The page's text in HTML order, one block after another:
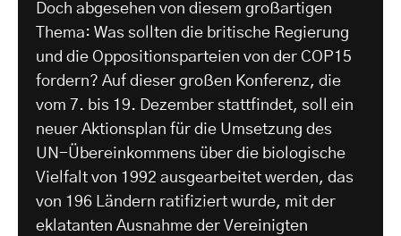
Doch abgesehen von diesem großartigen
Thema: Was sollten die britische Regierung
und die Oppositionsparteien von der COP15
fordern? Auf dieser großen Konferenz, die
vom 7. bis 19. Dezember stattfindet, soll ein
neuer Aktionsplan für die Umsetzung des
UN-Übereinkommens über die biologische
Vielfalt von 1992 ausgearbeitet werden, das
von 196 Ländern ratifiziert wurde, mit der
eklatanten Ausnahme der Vereinigten